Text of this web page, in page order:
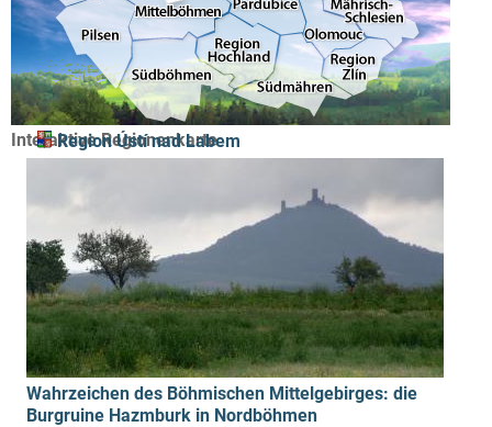
Interaktive Regionenkarte
Region Ústí nad Labem
Wahrzeichen des Böhmischen Mittelgebirges: die
Burgruine Hazmburk in Nordböhmen